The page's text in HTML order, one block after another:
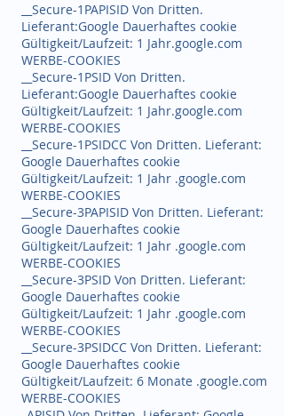
__Secure-1PAPISID Von Dritten.
Lieferant:Google Dauerhaftes cookie
Gültigkeit/Laufzeit: 1 Jahr.google.com
WERBE-COOKIES
__Secure-1PSID Von Dritten.
Lieferant:Google Dauerhaftes cookie
Gültigkeit/Laufzeit: 1 Jahr.google.com
WERBE-COOKIES
__Secure-1PSIDCC Von Dritten. Lieferant:
Google Dauerhaftes cookie
Gültigkeit/Laufzeit: 1 Jahr .google.com
WERBE-COOKIES
__Secure-3PAPISID Von Dritten. Lieferant:
Google Dauerhaftes cookie
Gültigkeit/Laufzeit: 1 Jahr .google.com
WERBE-COOKIES
__Secure-3PSID Von Dritten. Lieferant:
Google Dauerhaftes cookie
Gültigkeit/Laufzeit: 1 Jahr .google.com
WERBE-COOKIES
__Secure-3PSIDCC Von Dritten. Lieferant:
Google Dauerhaftes cookie
Gültigkeit/Laufzeit: 6 Monate .google.com
WERBE-COOKIES